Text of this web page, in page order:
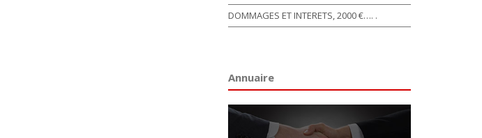
DOMMAGES ET INTERETS, 2000 €…. .
Annuaire